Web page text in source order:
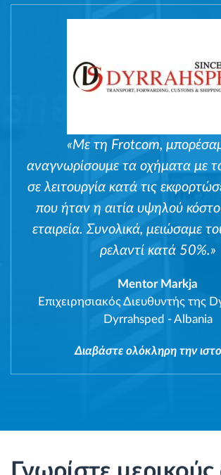
«Με τη Frotcom,
αναγνωρίσουμε τα οχήματα με
σε λειτουργία κατά τις
που ήταν η αιτία υψηλού
εταιρεία. Συνολικά, μειώσαμε
ρελαντί κατά 50%.»
Mentor Markja
Επιχειρησιακός Διευθυντής της
Dyrrahsped - Albania
Διαβάστε ολόκληρη την